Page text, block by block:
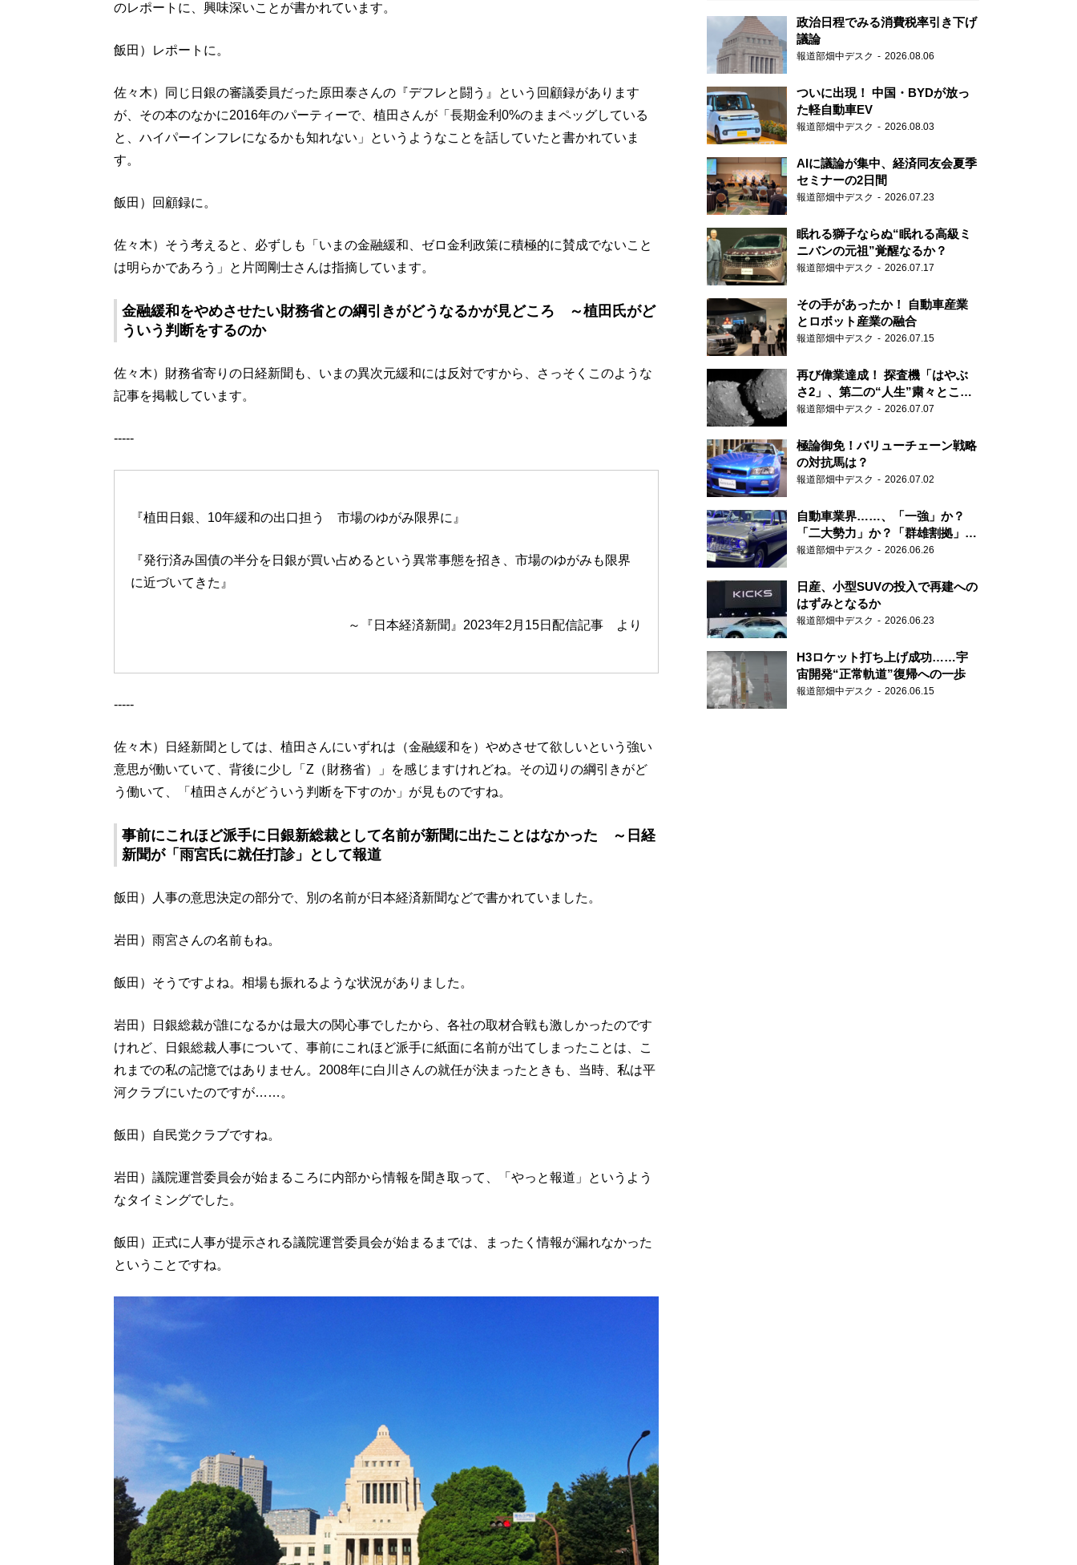
のレポートに、興味深いことが書かれています。
飯田）レポートに。
佐々木）同じ日銀の審議委員だった原田泰さんの『デフレと闘う』という回顧録があります
が、その本のなかに2016年のパーティーで、植田さんが「長期金利0%のままペッグしている
と、ハイパーインフレになるかも知れない」というようなことを話していたと書かれていま
す。
飯田）回顧録に。
佐々木）そう考えると、必ずしも「いまの金融緩和、ゼロ金利政策に積極的に賛成でないこと
は明らかであろう」と片岡剛士さんは指摘しています。
金融緩和をやめさせたい財務省との綱引きがどうなるかが見どころ ～植田氏がど
ういう判断をするのか
佐々木）財務省寄りの日経新聞も、いまの異次元緩和には反対ですから、さっそくこのような
記事を掲載しています。
-----
『植田日銀、10年緩和の出口担う 市場のゆがみ限界に』
『発行済み国債の半分を日銀が買い占めるという異常事態を招き、市場のゆがみも限界
に近づいてきた』
～『日本経済新聞』2023年2月15日配信記事 より
-----
佐々木）日経新聞としては、植田さんにいずれは（金融緩和を）やめさせて欲しいという強い
意思が働いていて、背後に少し「Z（財務省）」を感じますけれどね。その辺りの綱引きがど
う働いて、「植田さんがどういう判断を下すのか」が見ものですね。
事前にこれほど派手に日銀新総裁として名前が新聞に出たことはなかった ～日経
新聞が「雨宮氏に就任打診」として報道
飯田）人事の意思決定の部分で、別の名前が日本経済新聞などで書かれていました。
岩田）雨宮さんの名前もね。
飯田）そうですよね。相場も振れるような状況がありました。
岩田）日銀総裁が誰になるかは最大の関心事でしたから、各社の取材合戦も激しかったのです
けれど、日銀総裁人事について、事前にこれほど派手に紙面に名前が出てしまったことは、こ
れまでの私の記憶ではありません。2008年に白川さんの就任が決まったときも、当時、私は平
河クラブにいたのですが……。
飯田）自民党クラブですね。
岩田）議院運営委員会が始まるころに内部から情報を聞き取って、「やっと報道」というよう
なタイミングでした。
飯田）正式に人事が提示される議院運営委員会が始まるまでは、まったく情報が漏れなかった
ということですね。
政治日程でみる消費税率引き下げ
議論
報道部畑中デスク 2026.08.06
ついに出現！ 中国・BYDが放っ
た軽自動車EV
報道部畑中デスク 2026.08.03
AIに議論が集中、経済同友会夏季
セミナーの2日間
報道部畑中デスク 2026.07.23
眠れる獅子ならぬ“眠れる高級ミ
ニバンの元祖”覚醒なるか？
報道部畑中デスク 2026.07.17
その手があったか！ 自動車産業
とロボット産業の融合
報道部畑中デスク 2026.07.15
再び偉業達成！ 探査機「はやぶ
さ2」、第二の“人生”粛々とこな
す
報道部畑中デスク 2026.07.07
極論御免！バリューチェーン戦略
の対抗馬は？
報道部畑中デスク 2026.07.02
自動車業界……、「一強」か？
「二大勢力」か？「群雄割拠」
か？
報道部畑中デスク 2026.06.26
日産、小型SUVの投入で再建への
はずみとなるか
報道部畑中デスク 2026.06.23
H3ロケット打ち上げ成功……宇
宙開発“正常軌道”復帰への一歩
報道部畑中デスク 2026.06.15